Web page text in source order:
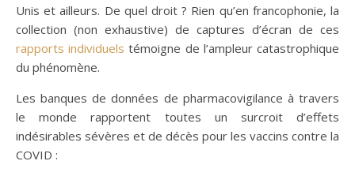
Unis et ailleurs. De quel droit ? Rien qu’en francophonie, la
collection (non exhaustive) de captures d’écran de ces
rapports individuels témoigne de l’ampleur catastrophique
du phénomène.
Les banques de données de pharmacovigilance à travers
le monde rapportent toutes un surcroit d’effets
indésirables sévères et de décès pour les vaccins contre la
COVID :